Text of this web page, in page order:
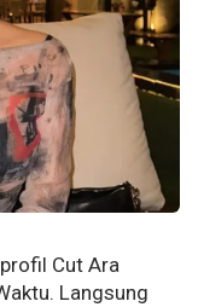
Cut Ara
Langsung